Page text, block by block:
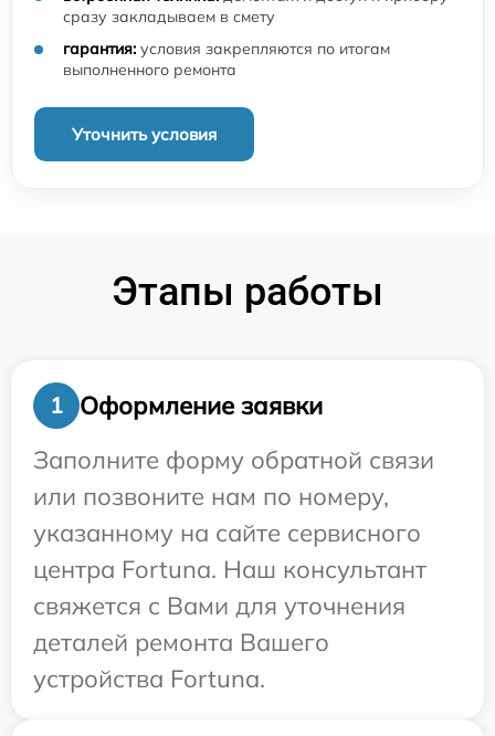
сразу закладываем в смету
гарантия: условия закрепляются по итогам
выполненного ремонта
Уточнить условия
Этапы работы
1
Оформление заявки
Заполните форму обратной связи
или позвоните нам по номеру,
указанному на сайте сервисного
центра Fortuna. Наш консультант
свяжется с Вами для уточнения
деталей ремонта Вашего
устройства Fortuna.